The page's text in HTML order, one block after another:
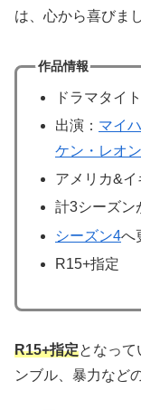
は、心から喜びま
作品情報
ドラマタイ
出演： マイ
ケン・レオン
アメリカ&
計3シーズン
シーズン4へ
R15+指定
R15+指定となっ
ンブル、暴力など